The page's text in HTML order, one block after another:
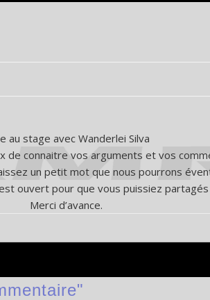
au stage avec Wanderlei Silva
de connaitre vos arguments et vos
un petit mot que nous pourrons
ouvert pour que vous puissiez
Merci d’avance.